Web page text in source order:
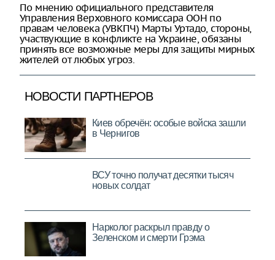
По мнению официального представителя
Управления Верховного комиссара ООН по
правам человека (УВКПЧ) Марты Уртадо, стороны,
участвующие в конфликте на Украине, обязаны
принять все возможные меры для защиты мирных
жителей от любых угроз.